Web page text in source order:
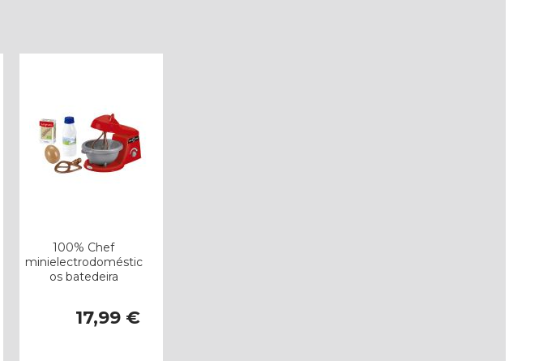
100% Chef
minielectrodoméstic
os batedeira
17,99 €